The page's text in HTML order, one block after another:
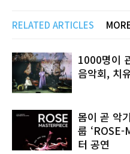
RELATED ARTICLES
1000명이
음악회, 치
몸이 곧 악
룹 ‘ROSE-
터 공연